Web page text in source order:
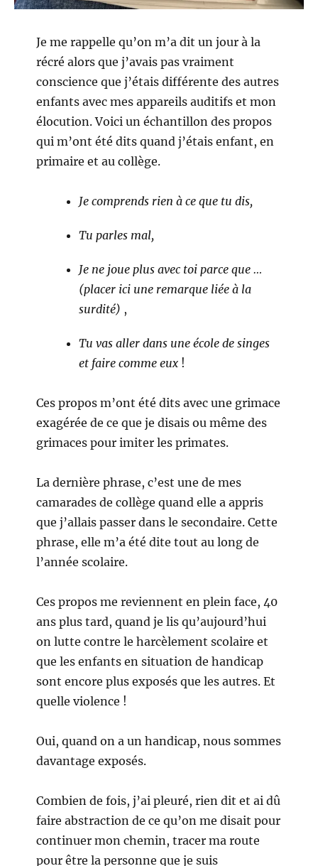
Je me rappelle qu’on m’a dit un jour à la
récré alors que j’avais pas vraiment
conscience que j’étais différente des autres
enfants avec mes appareils auditifs et mon
élocution. Voici un échantillon des propos
qui m’ont été dits quand j’étais enfant, en
primaire et au collège.
Je comprends rien à ce que tu dis,
Tu parles mal,
Je ne joue plus avec toi parce que …
(placer ici une remarque liée à la
surdité) ,
Tu vas aller dans une école de singes
et faire comme eux !
Ces propos m’ont été dits avec une grimace
exagérée de ce que je disais ou même des
grimaces pour imiter les primates.
La dernière phrase, c’est une de mes
camarades de collège quand elle a appris
que j’allais passer dans le secondaire. Cette
phrase, elle m’a été dite tout au long de
l’année scolaire.
Ces propos me reviennent en plein face, 40
ans plus tard, quand je lis qu’aujourd’hui
on lutte contre le harcèlement scolaire et
que les enfants en situation de handicap
sont encore plus exposés que les autres. Et
quelle violence !
Oui, quand on a un handicap, nous sommes
davantage exposés.
Combien de fois, j’ai pleuré, rien dit et ai dû
faire abstraction de ce qu’on me disait pour
continuer mon chemin, tracer ma route
pour être la personne que je suis